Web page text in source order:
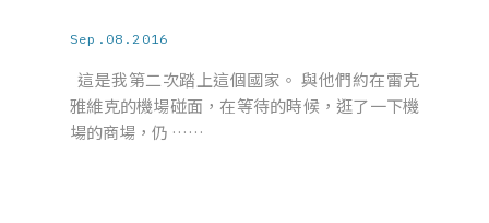
Sep.08.2016
這是我第二次踏上這個國家。 與他們約在雷克
雅維克的機場碰面，在等待的時候，逛了一下機
場的商場，仍 ……